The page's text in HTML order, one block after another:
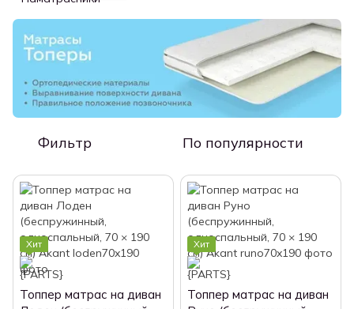
Фильтр По популярности
Хит
Топпер матрас на диван
Хит
Топпер матрас на диван